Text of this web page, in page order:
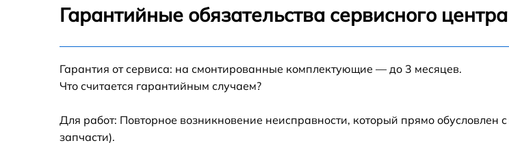
Замена УБЛ Indesit WG 835 TX от 60 мин
835 TX
Гарантийные обязательства сервисного
Гарантия от сервиса: на смонтированные комплектующие — до 3 месяцев.
Что считается гарантийным случаем?
Для работ: Повторное возникновение неисправности, который прямо
запчасти).